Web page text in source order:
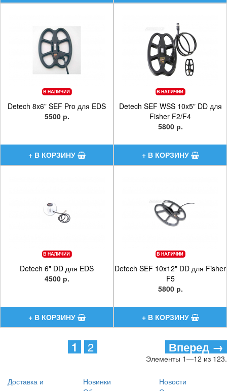
Detech 8x6” SEF Pro для EDS
5500 р.
Detech SEF WSS 10x5" DD для
Fisher F2/F4
5800 р.
Detech 6" DD для EDS
4500 р.
Detech SEF 10x12" DD для Fisher
F5
5800 р.
1 2 Вперед →
Элементы 1—12 из 123.
Доставка и
Новинки
Новости